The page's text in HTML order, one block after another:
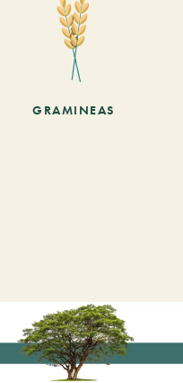
GRAMINEAS